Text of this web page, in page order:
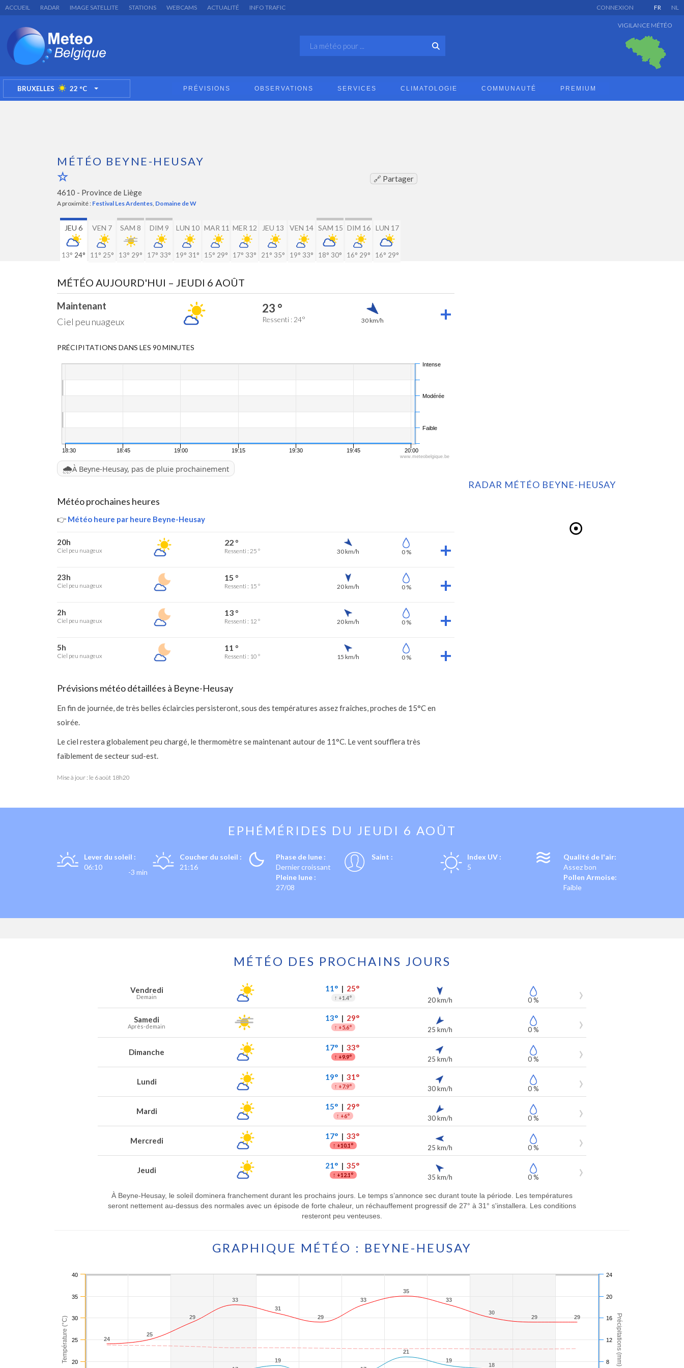
ACCUEIL RADAR IMAGE SATELLITE STATIONS WEBCAMS ACTUALITÉ INFO TRAFIC FR NL
CONNEXION
VIGILANCE MÉTÉO
BRUXELLES 22 °C TOGGLE DROPDOWN PRÉVISIONS OBSERVATIONS SERVICES CLIMATOLOGIE COMMUNAUTÉ PREMIUM
MÉTÉO BEYNE-HEUSAY
🔗 Partager
4610 - Province de Liège
A proximité : Festival Les Ardentes, Domaine de W
JEU 6
13° 24°
VEN 7
11° 25°
SAM 8
13° 29°
DIM 9
17° 33°
LUN 10
19° 31°
MAR 11
15° 29°
MER 12
17° 33°
JEU 13
21° 35°
VEN 14
19° 33°
SAM 15
18° 30°
DIM 16
16° 29°
LUN 17
16° 29°
MÉTÉO AUJOURD'HUI – JEUDI 6 AOÛT
Maintenant
Ciel peu nuageux
23 °
Ressenti : 24° 30 km/h
PRÉCIPITATIONS DANS LES 90 MINUTES
18:30 18:45 19:00 19:15 19:30 19:45 20:00
Faible
Modérée
Intense
www.meteobelgique.be
🌧️À Beyne-Heusay, pas de pluie prochainement
Météo prochaines heures
👉 Météo heure par heure Beyne-Heusay
20h
Ciel peu nuageux
22 °
Ressenti : 25 ° 30 km/h 0 %
23h
Ciel peu nuageux
15 °
Ressenti : 15 ° 20 km/h 0 %
2h
Ciel peu nuageux
13 °
Ressenti : 12 ° 20 km/h 0 %
5h
Ciel peu nuageux
11 °
Ressenti : 10 ° 15 km/h 0 %
Prévisions météo détaillées à Beyne-Heusay
En fin de journée, de très belles éclaircies persisteront, sous des températures assez fraîches, proches de 15°C en
soirée.
Le ciel restera globalement peu chargé, le thermomètre se maintenant autour de 11°C. Le vent soufflera très
faiblement de secteur sud-est.
Mise à jour : le 6 août 18h20
RADAR MÉTÉO BEYNE-HEUSAY
EPHÉMÉRIDES DU JEUDI 6 AOÛT
Lever du soleil :
06:10
-3 min
Coucher du soleil :
21:16
Phase de lune :
Dernier croissant
Pleine lune :
27/08
Saint :
Index UV :
5
Qualité de l'air:
Assez bon
Pollen Armoise:
Faible
MÉTÉO DES PROCHAINS JOURS
Prévisions météo à Beyne-Heusay pour les 7 prochains jours
Météo Températures Précipitations
Vendredi
Demain
11°| 25°
↑ +1.4° 20 km/h 0 %
Samedi
Après-demain
13°| 29°
↑ +5.6° 25 km/h 0 %
Dimanche 17°| 33°
↑ +9.9° 25 km/h 0 %
Lundi 19°| 31°
↑ +7.9° 30 km/h 0 %
Mardi 15°| 29°
↑ +6° 30 km/h 0 %
Mercredi 17°| 33°
↑ +10.1° 25 km/h 0 %
Jeudi 21°| 35°
↑ +12.1° 35 km/h 0 %
À Beyne-Heusay, le soleil dominera franchement durant les prochains jours. Le temps s’annonce sec durant toute la période. Les températures
seront nettement au-dessus des normales avec un épisode de forte chaleur, un réchauffement progressif de 27° à 31° s'installera. Les conditions
resteront peu venteuses.
GRAPHIQUE MÉTÉO : BEYNE-HEUSAY
Température (°C) Précipitations (mm)
24
24
25
25
29
29
33
33
31
31
29
29
33
33
35
35
33
33
30
30
29
29 29
29
19
19
21
21
19
19
18
18
20
25
30
35
40
8
12
16
20
24